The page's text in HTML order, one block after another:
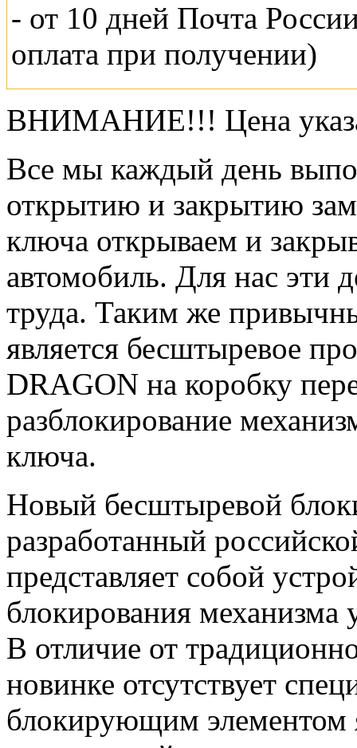
- от 10 дней Почта
оплата при получении)
ВНИМАНИЕ!!! Цена
Все мы каждый день
открытию и закрытию
ключа открываем и
автомобиль. Для нас эти
труда. Таким же
является бесштыревое
DRAGON на коробку
разблокирование
ключа.
Новый бесштыревой
разработанный
представляет собой
блокирования механизма
В отличие от
новинке отсутствует
блокирующим элементом